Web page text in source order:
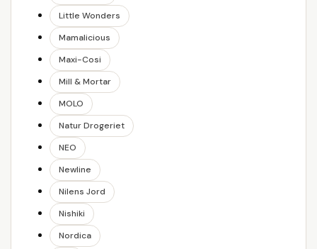
Little Wonders
Mamalicious
Maxi-Cosi
Mill & Mortar
MOLO
Natur Drogeriet
NEO
Newline
Nilens Jord
Nishiki
Nordica